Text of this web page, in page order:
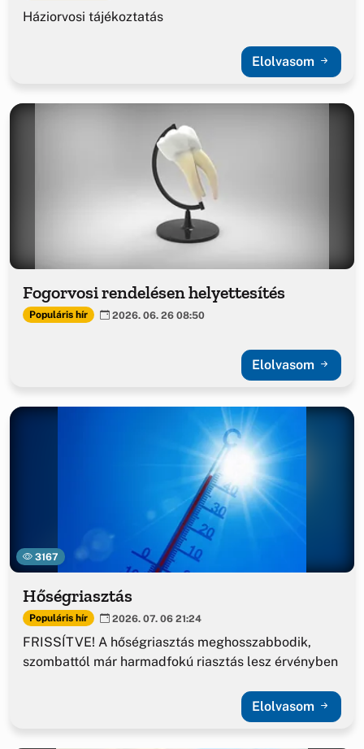
Háziorvosi tájékoztatás
Elolvasom
Fogorvosi rendelésen helyettesítés
Populáris hír 2026. 06. 26 08:50
Elolvasom
3167
Hőségriasztás
Populáris hír 2026. 07. 06 21:24
FRISSÍTVE! A hőségriasztás meghosszabbodik,
szombattól már harmadfokú riasztás lesz érvényben
Elolvasom